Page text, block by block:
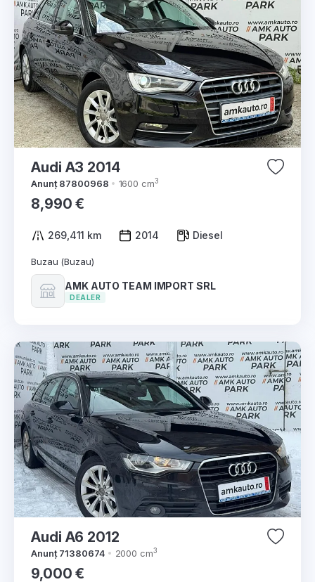
Audi A3 2014
Anunț 87800968 1600 cm3
8,990 €
269,411 km 2014 Diesel
Buzau (Buzau)
AMK AUTO TEAM IMPORT SRL
DEALER
Audi A6 2012
Anunț 71380674 2000 cm3
9,000 €